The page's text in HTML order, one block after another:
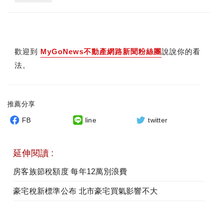
歡迎到 MyGoNews不動產網路新聞粉絲團說說你的看
法。
推薦分享
FB line twitter
延伸閱讀 :
房客族節稅額度 每年12萬別浪費
豪宅稅新標準公布 北市豪宅買氣影響不大